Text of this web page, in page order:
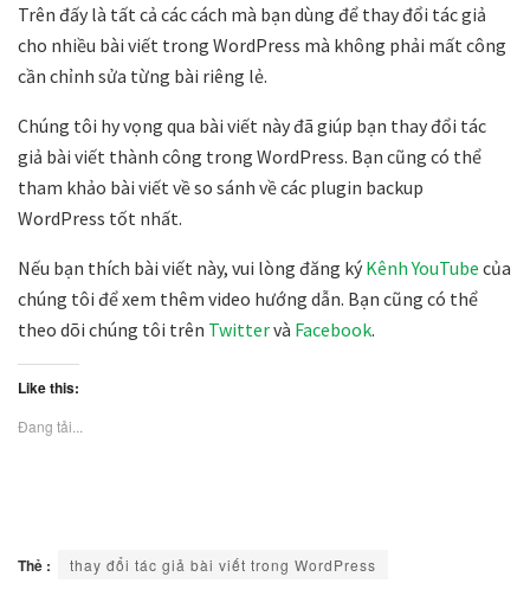
Trên đấy là tất cả các cách mà bạn dùng để thay đổi tác giả
cho nhiều bài viết trong WordPress mà không phải mất công
cần chỉnh sửa từng bài riêng lẻ.
Chúng tôi hy vọng qua bài viết này đã giúp bạn thay đổi tác
giả bài viết thành công trong WordPress. Bạn cũng có thể
tham khảo bài viết về so sánh về các plugin backup
WordPress tốt nhất.
Nếu bạn thích bài viết này, vui lòng đăng ký Kênh YouTube của
chúng tôi để xem thêm video hướng dẫn. Bạn cũng có thể
theo dõi chúng tôi trên Twittervà Facebook.
Like this:
Đang tải...
Thẻ : thay đổi tác giả bài viết trong WordPress